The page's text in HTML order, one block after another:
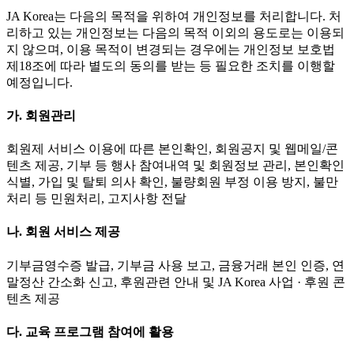
JA Korea는 다음의 목적을 위하여 개인정보를 처리합니다. 처
리하고 있는 개인정보는 다음의 목적 이외의 용도로는 이용되
지 않으며, 이용 목적이 변경되는 경우에는 개인정보 보호법
제18조에 따라 별도의 동의를 받는 등 필요한 조치를 이행할
예정입니다.
가. 회원관리
회원제 서비스 이용에 따른 본인확인, 회원공지 및 웹메일/콘
텐츠 제공, 기부 등 행사 참여내역 및 회원정보 관리, 본인확인
식별, 가입 및 탈퇴 의사 확인, 불량회원 부정 이용 방지, 불만
처리 등 민원처리, 고지사항 전달
나. 회원 서비스 제공
기부금영수증 발급, 기부금 사용 보고, 금융거래 본인 인증, 연
말정산 간소화 신고, 후원관련 안내 및 JA Korea 사업 · 후원 콘
텐츠 제공
다. 교육 프로그램 참여에 활용